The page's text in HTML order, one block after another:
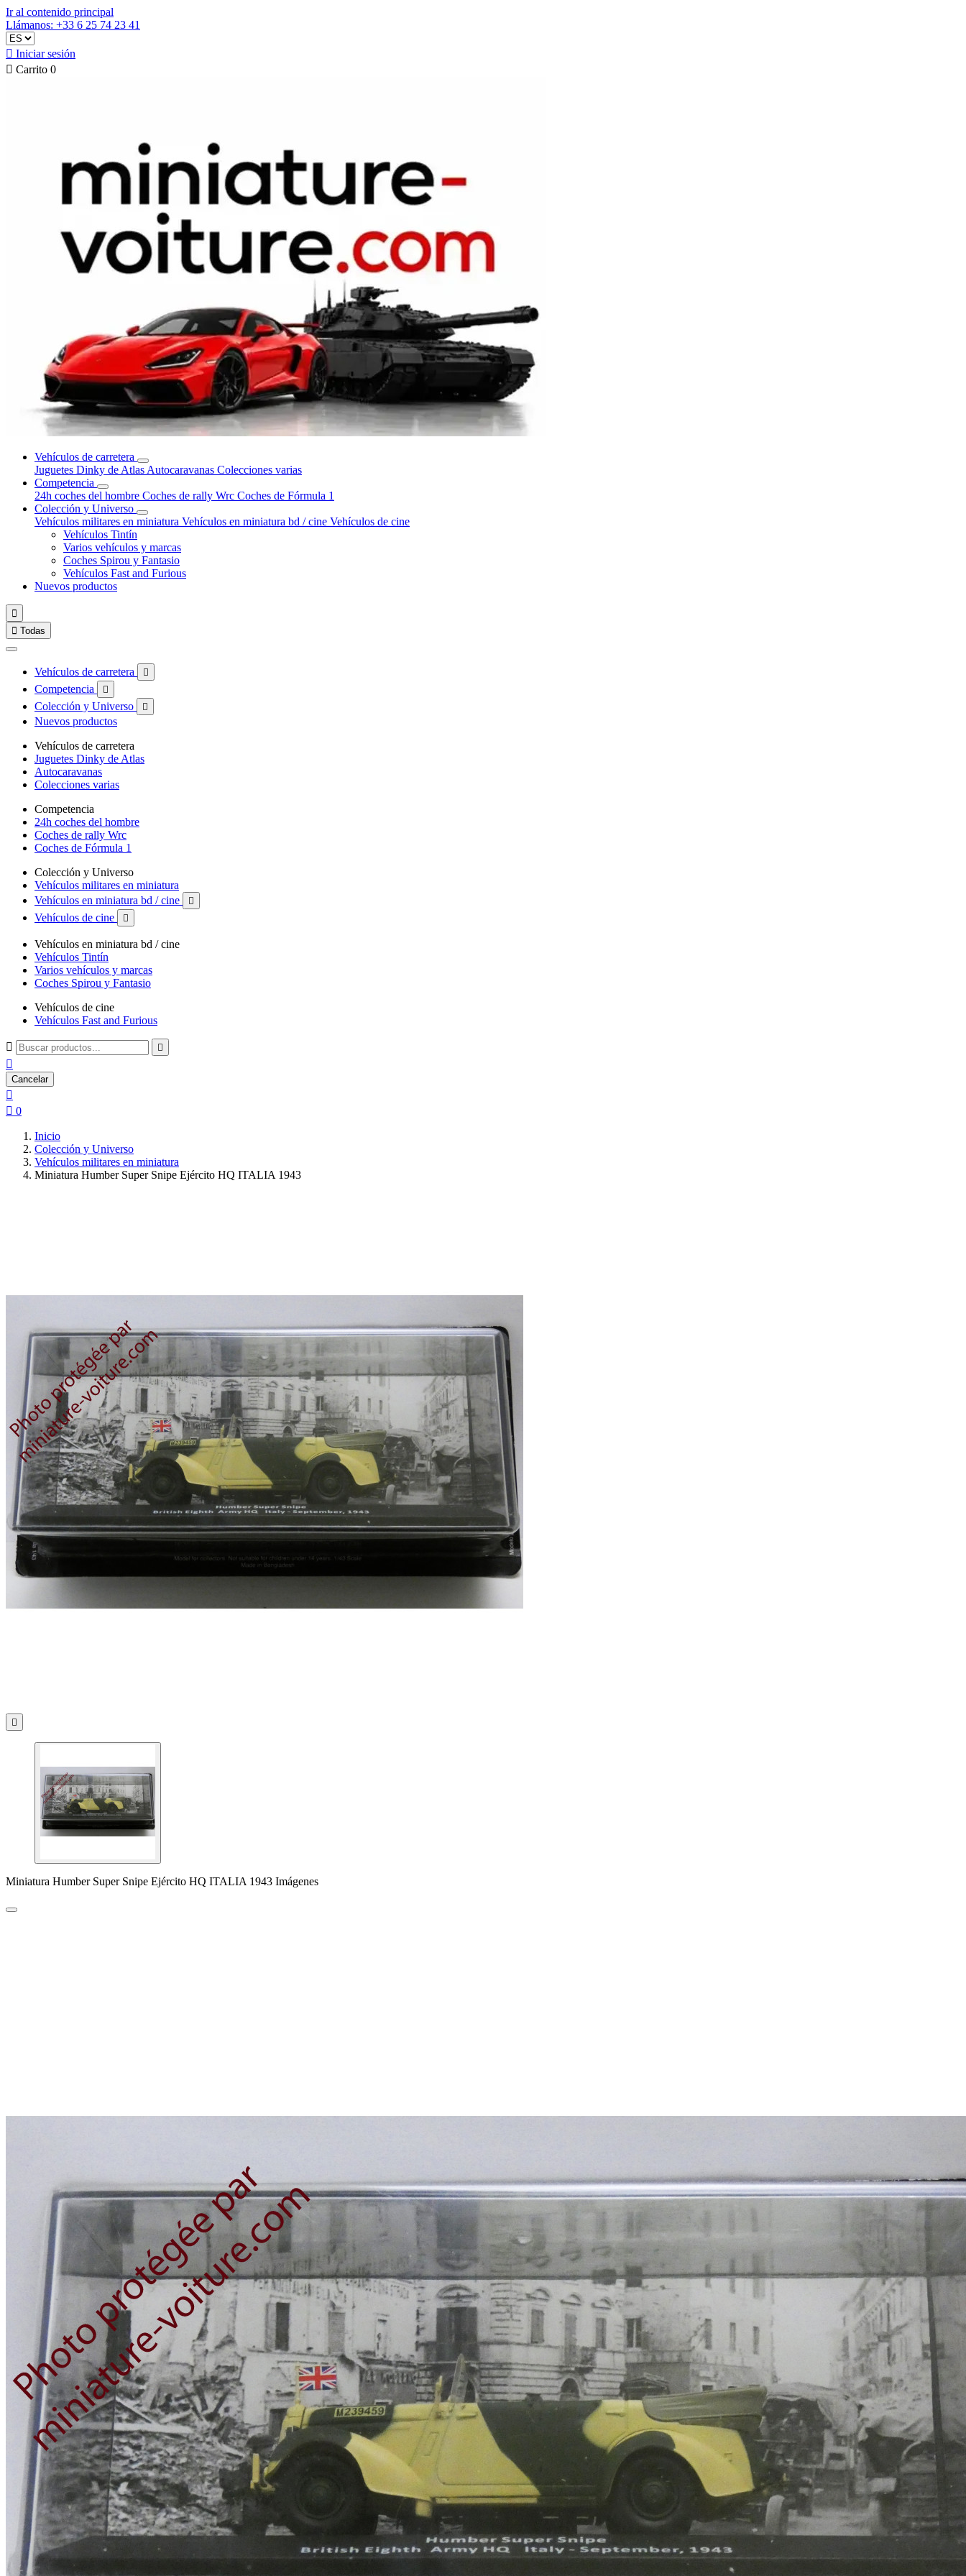
Ir al contenido principal
Llámanos: +33 6 25 74 23 41
 Iniciar sesión
 Carrito 0
Vehículos de carretera
Juguetes Dinky de Atlas Autocaravanas Colecciones varias
Competencia
24h coches del hombre Coches de rally Wrc Coches de Fórmula 1
Colección y Universo
Vehículos militares en miniatura Vehículos en miniatura bd / cine Vehículos de cine
Vehículos Tintín
Varios vehículos y marcas
Coches Spirou y Fantasio
Vehículos Fast and Furious
Nuevos productos

 Todas
Vehículos de carretera 
Competencia 
Colección y Universo 
Nuevos productos
Vehículos de carretera
Juguetes Dinky de Atlas
Autocaravanas
Colecciones varias
Competencia
24h coches del hombre
Coches de rally Wrc
Coches de Fórmula 1
Colección y Universo
Vehículos militares en miniatura
Vehículos en miniatura bd / cine

Vehículos de cine 
Vehículos en miniatura bd / cine
Vehículos Tintín
Varios vehículos y marcas
Coches Spirou y Fantasio
Vehículos de cine
Vehículos Fast and Furious
 

Cancelar

 0
Inicio
Colección y Universo
Vehículos militares en miniatura
Miniatura Humber Super Snipe Ejército HQ ITALIA 1943

Miniatura Humber Super Snipe Ejército HQ ITALIA 1943 Imágenes